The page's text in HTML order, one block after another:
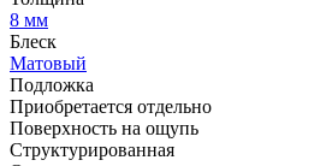
8 мм
Блеск
Матовый
Подложка
Приобретается отдельно
Поверхность на ощупь
Структурированная